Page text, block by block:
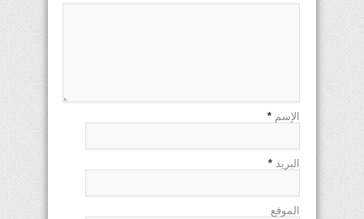
الإسم *
البريد *
الموقع